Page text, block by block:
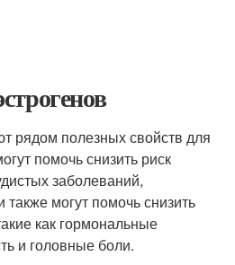
рядом полезных свойств для
помочь снизить риск
заболеваний,
могут помочь снизить
как гормональные
и головные боли.